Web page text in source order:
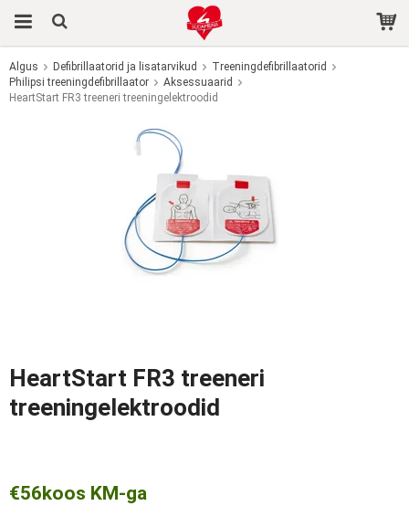
Toode on ostukorvi lisatud.
Algus Defibrillaatorid ja lisatarvikud
Treeningdefibrillaatorid
Philipsi treeningdefibrillaator
Aksessuaarid
HeartStart FR3 treeneri treeningelektroodid
HeartStart FR3 treeneri
treeningelektroodid
€56koos KM-ga